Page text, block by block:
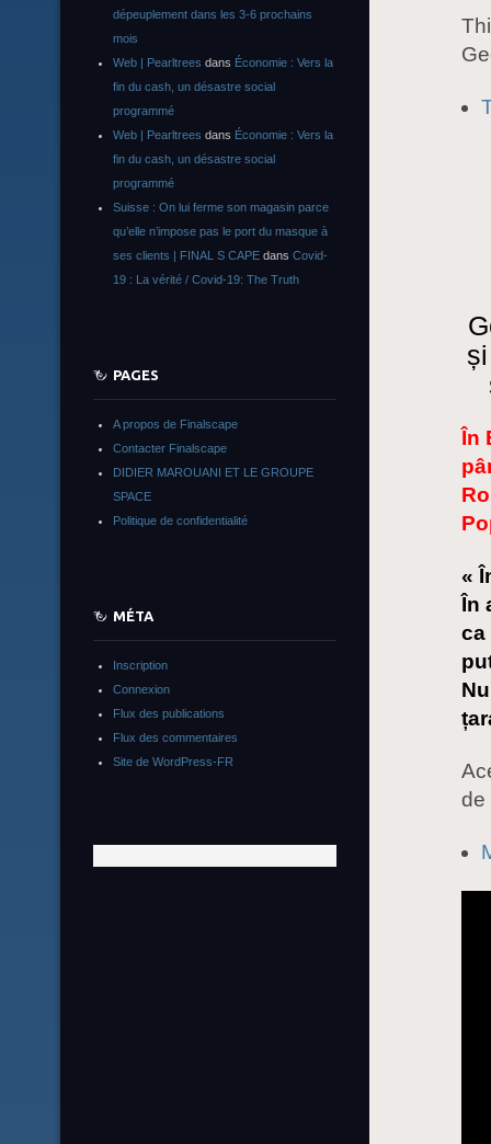
În
«
În
ca
de
dépeuplement dans les 3-6 prochains
mois
Web | Pearltrees dans Économie : Vers la
fin du cash, un désastre social
programmé
Web | Pearltrees dans Économie : Vers la
fin du cash, un désastre social
programmé
Suisse : On lui ferme son magasin parce
qu’elle n’impose pas le port du masque à
ses clients | FINAL S CAPE dans Covid-
19 : La vérité / Covid-19: The Truth
PAGES
A propos de Finalscape
Contacter Finalscape
DIDIER MAROUANI ET LE GROUPE
SPACE
Politique de confidentialité
MÉTA
Inscription
Connexion
Flux des publications
Flux des commentaires
Site de WordPress-FR